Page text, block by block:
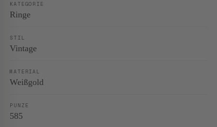
KATEGORIE
Ringe
STIL
Vintage
MATERIAL
Weißgold
PUNZE
585